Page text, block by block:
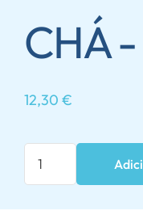
CHÁ
12,30 €